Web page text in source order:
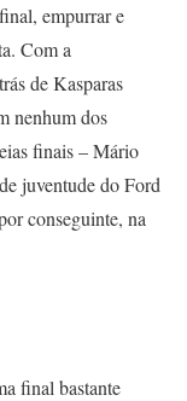
empurrar e
Com a
de Kasparas
nenhum dos
finais – Mário
juventude do Ford
conseguinte, na
final bastante